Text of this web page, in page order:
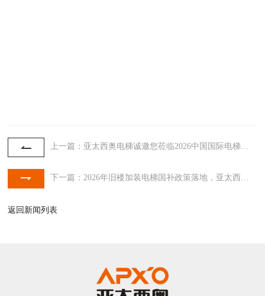
上一篇：亚太西奥电梯诚邀您莅临2026中国国际电梯展览会
下一篇：2026年旧楼加装电梯国补政策落地，亚太西奥为您提供专业加梯解决方案
返回新闻列表